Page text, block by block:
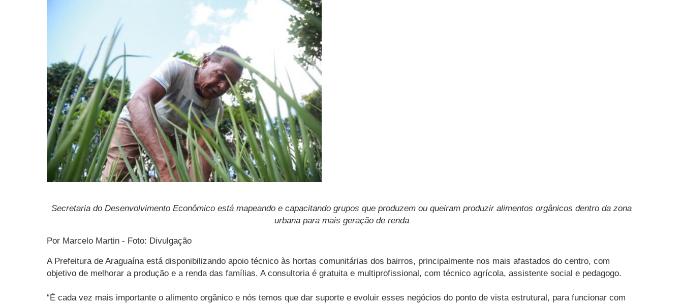
Secretaria do Desenvolvimento Econômico está mapeando e capacitando grupos que produzem ou queiram produzir alimentos orgânicos dentro da zona
urbana para mais geração de renda
Por Marcelo Martin - Foto: Divulgação
A Prefeitura de Araguaína está disponibilizando apoio técnico às hortas comunitárias dos bairros, principalmente nos mais afastados do centro, com
objetivo de melhorar a produção e a renda das famílias. A consultoria é gratuita e multiprofissional, com técnico agrícola, assistente social e pedagogo.
“É cada vez mais importante o alimento orgânico e nós temos que dar suporte e evoluir esses negócios do ponto de vista estrutural, para funcionar com